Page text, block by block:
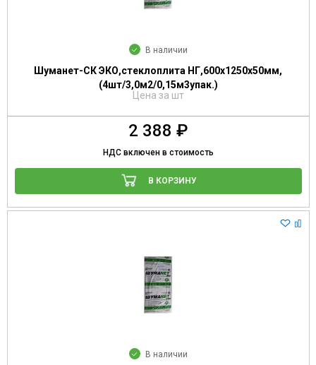
В наличии
Шуманет-СК ЭКО,стеклоплита НГ,600х1250х50мм,
(4шт/3,0м2/0,15м3упак.)
Цена за шт
2 388 ₽
НДС включен в стоимость
В КОРЗИНУ
В наличии